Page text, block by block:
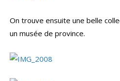
On trouve ensuite une belle
un musée de province.